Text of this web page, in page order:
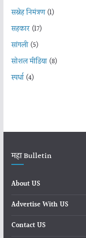
सस्नेह निमंत्रण(1)
सहकार(17)
सांगली(5)
सोशल मीडिया(8)
स्पर्धा(4)
महा Bulletin
About US
Advertise With US
Contact US